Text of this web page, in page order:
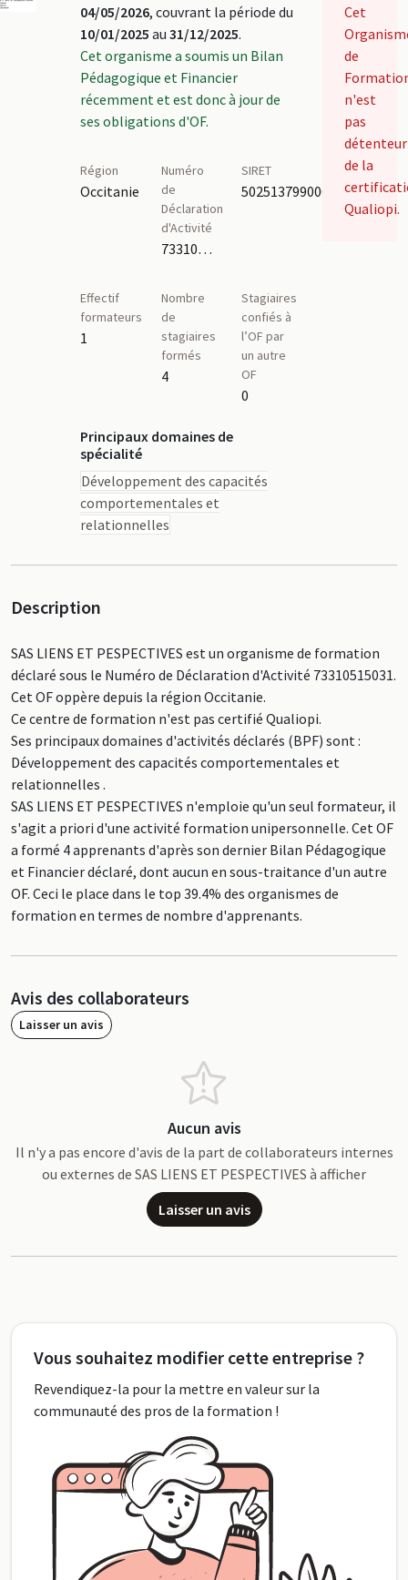
04/05/2026, couvrant la période du
10/01/2025 au 31/12/2025.
Cet organisme a soumis un Bilan
Pédagogique et Financier
récemment et est donc à jour de
ses obligations d'OF.
Région
Occitanie
Numéro
de
Déclaration
d'Activité
73310515031
SIRET
50251379900010
Effectif
formateurs
1
Nombre
de
stagiaires
formés
4
Stagiaires
confiés à
l’OF par
un autre
OF
0
Principaux domaines de
spécialité
Développement des capacités
comportementales et
relationnelles
Cet
de
n'est
pas
détenteur
de la
Qualiopi.
Description
SAS LIENS ET PESPECTIVES est un organisme de formation
déclaré sous le Numéro de Déclaration d'Activité 73310515031.
Cet OF oppère depuis la région Occitanie.
Ce centre de formation n'est pas certifié Qualiopi.
Ses principaux domaines d'activités déclarés (BPF) sont :
Développement des capacités comportementales et
relationnelles .
SAS LIENS ET PESPECTIVES n'emploie qu'un seul formateur, il
s'agit a priori d'une activité formation unipersonnelle. Cet OF
a formé 4 apprenants d'après son dernier Bilan Pédagogique
et Financier déclaré, dont aucun en sous-traitance d'un autre
OF. Ceci le place dans le top 39.4% des organismes de
formation en termes de nombre d'apprenants.
Avis des collaborateurs
Laisser un avis
Aucun avis
Il n'y a pas encore d'avis de la part de collaborateurs internes
ou externes de SAS LIENS ET PESPECTIVES à afficher
Laisser un avis
Vous souhaitez modifier cette entreprise ?
Revendiquez-la pour la mettre en valeur sur la
communauté des pros de la formation !